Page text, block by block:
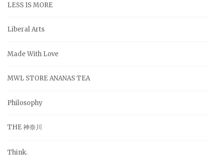
LESS IS MORE
Liberal Arts
Made With Love
MWL STORE ANANAS TEA
Philosophy
THE 神奈川
Think.